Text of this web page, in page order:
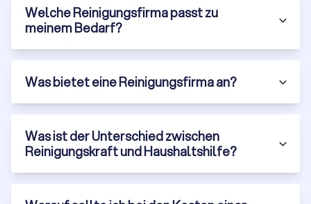
der Reinigungsarbeiten, der Ausstattung der Reinigungsfirma
und der Erfahrung der Reinigungskraft. Die
Quadratmetern reichen. Die genaue Angabe sollte jedoch
von verschiedenen Einflussfaktoren abhängt.
Was ist der Unterschied zwischen
Reinigungskraft und Haushaltshilfe?
Der Hauptunterschied zwischen einer Reinigungskraft und
Welche Reinigungsfirma passt zu
meinem Bedarf?
Was bietet eine Reinigungsfirma an?
Was ist der Unterschied zwischen
Reinigungskraft und Haushaltshilfe?